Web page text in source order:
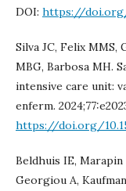
DOI: https://doi.org/
Silva JC, Felix MMS,
MBG, Barbosa MH.
intensive care unit:
enferm.
https://doi.org/
Beldhuis IE, Marapin
Georgiou A,